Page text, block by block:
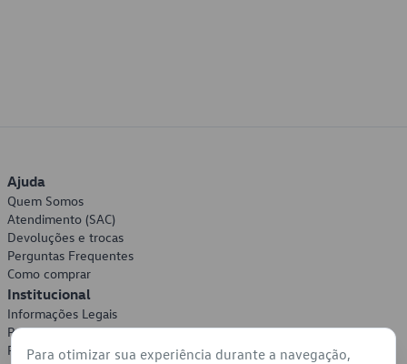
Ajuda
Quem Somos
Atendimento (SAC)
Devoluções e trocas
Perguntas Frequentes
Como comprar
Institucional
Informações Legais
Política de Privacidade
Política de Cookies
Para otimizar sua experiência durante a navegação,